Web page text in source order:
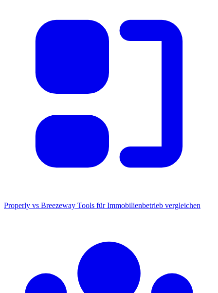
Properly vs Breezeway Tools für Immobilienbetrieb vergleichen